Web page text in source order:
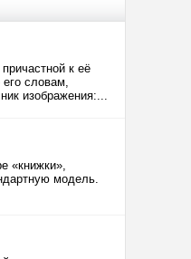
к её
словам,
изображения:...
«книжки»,
модель.